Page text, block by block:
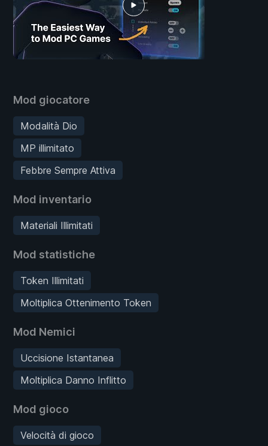
Mod giocatore
Modalità Dio
MP illimitato
Febbre Sempre Attiva
Mod inventario
Materiali Illimitati
Mod statistiche
Token Illimitati
Moltiplica Ottenimento Token
Mod Nemici
Uccisione Istantanea
Moltiplica Danno Inflitto
Mod gioco
Velocità di gioco